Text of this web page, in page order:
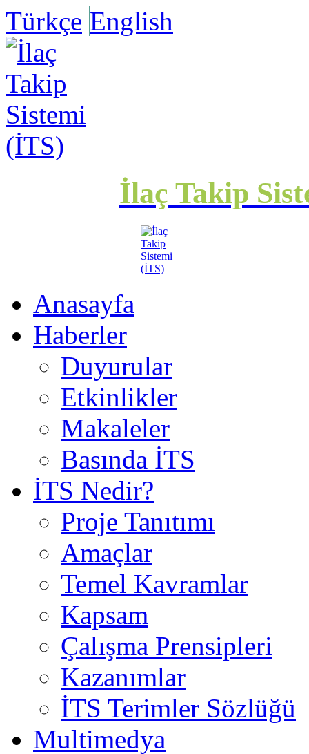
Türkçe English
İlaç Takip
Anasayfa
Haberler
Duyurular
Etkinlikler
Makaleler
Basında İTS
İTS Nedir?
Proje Tanıtımı
Amaçlar
Temel Kavramlar
Kapsam
Çalışma Prensipleri
Kazanımlar
İTS Terimler Sözlüğü
Multimedya